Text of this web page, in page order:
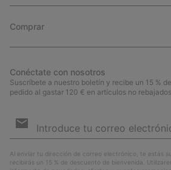
Comprar
Conéctate con nosotros
Suscríbete a nuestro boletín y recibe un 15 %
pedido al gastar 120 € en artículos no
de
Al enviar tu dirección de correo electrónico, te estás
recibirás un 15 % de descuento de bienvenida.